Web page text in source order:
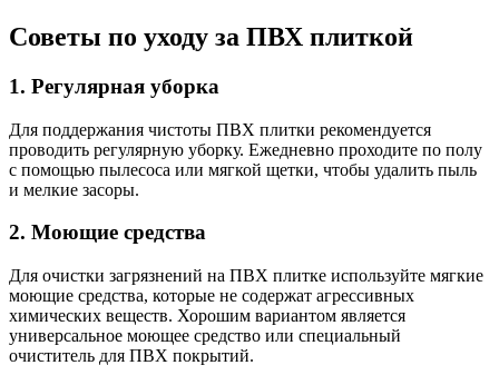
Советы по уходу за ПВХ плиткой
1. Регулярная уборка
Для поддержания чистоты ПВХ плитки рекомендуется
проводить регулярную уборку. Ежедневно проходите по полу
с помощью пылесоса или мягкой щетки, чтобы удалить пыль
и мелкие засоры.
2. Моющие средства
Для очистки загрязнений на ПВХ плитке используйте мягкие
моющие средства, которые не содержат агрессивных
химических веществ. Хорошим вариантом является
универсальное моющее средство или специальный
очиститель для ПВХ покрытий.